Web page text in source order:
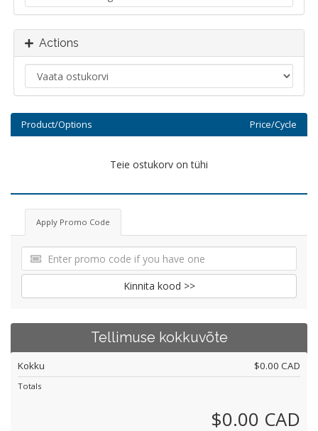
Actions
Product/Options Price/Cycle
Teie ostukorv on tühi
Apply Promo Code
Kinnita kood >>
Tellimuse kokkuvõte
Kokku $0.00 CAD
Totals
$0.00 CAD